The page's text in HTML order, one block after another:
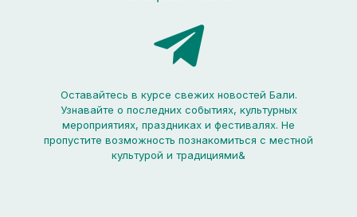
Оставайтесь в курсе свежих новостей Бали.
Узнавайте о последних событиях, культурных
мероприятиях, праздниках и фестивалях. Не
пропустите возможность познакомиться с местной
культурой и традициями&